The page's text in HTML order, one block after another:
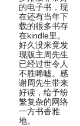
的电子书，现
在还有当年下
载的很多书存
在kindle里。
好久没来竟发
现版主周先生
已经过世令人
不胜唏嘘。感
谢周先生带来
好读，给予纷
繁复杂的网络
一方书香雅
地。